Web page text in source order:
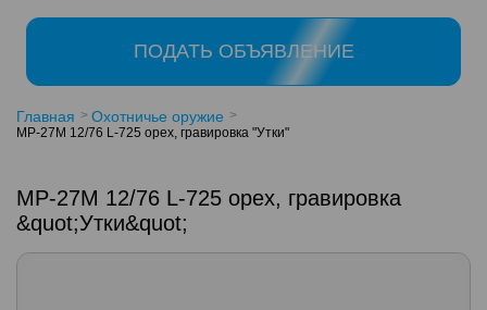
ПОДАТЬ ОБЪЯВЛЕНИЕ
Главная Охотничье оружие
МР-27М 12/76 L-725 орех, гравировка "Утки"
МР-27М 12/76 L-725 орех, гравировка
&quot;Утки&quot;